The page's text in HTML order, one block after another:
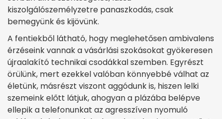
kiszolgálószemélyzetre panaszkodás, csak
bemegyünk és kijövünk.
A fentiekből látható, hogy meglehetősen ambivalens
érzéseink vannak a vásárlási szokásokat gyökeresen
újraalakító technikai csodákkal szemben. Egyrészt
örülünk, mert ezekkel valóban könnyebbé válhat az
életünk, másrészt viszont aggódunk is, hiszen lelki
szemeink előtt látjuk, ahogyan a plázába belépve
ellepik a telefonunkat az agresszíven nyomuló